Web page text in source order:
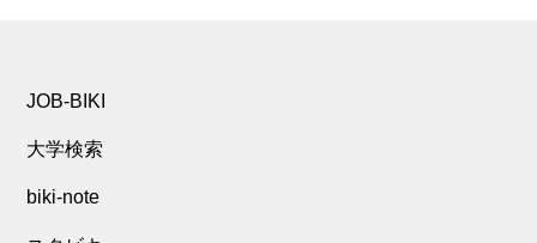
JOB-BIKI
大学検索
biki-note